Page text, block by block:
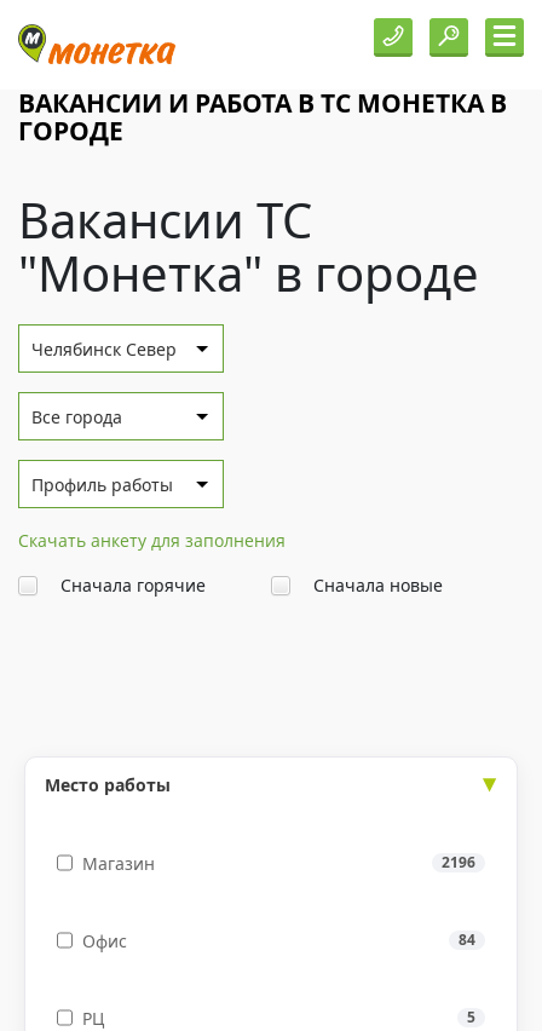
ВАКАНСИИ И РАБОТА В ТС МОНЕТКА В
ГОРОДЕ
Вакансии ТС
"Монетка" в городе
Челябинск Север
Все города
Профиль работы
Скачать анкету для заполнения
Сначала горячие
Сначала новые
Место работы
Магазин 2196
Офис 84
РЦ 5